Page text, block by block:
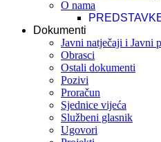
O nama
Dokumenti
Javni natječaji i Javni
Obrasci
Ostali dokumenti
Pozivi
Proračun
Sjednice vijeća
Službeni glasnik
Ugovori